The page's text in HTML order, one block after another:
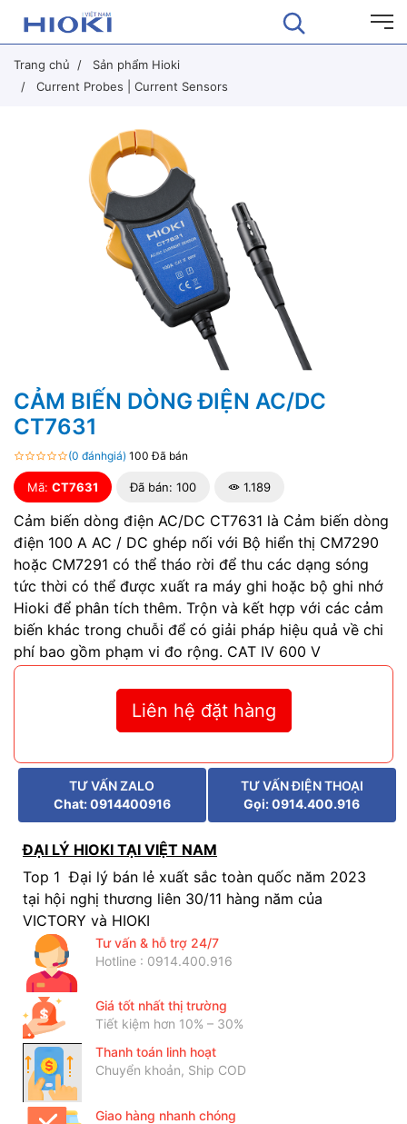
Trang chủ
Sản phẩm Hioki
Current Probes | Current Sensors
CẢM BIẾN DÒNG ĐIỆN AC/DC
CT7631
(0 đánhgiá) 100 Đã bán
Mã: CT7631 Đã bán: 100 1.189
Cảm biến dòng điện AC/DC CT7631 là Cảm biến dòng
điện 100 A AC / DC ghép nối với Bộ hiển thị CM7290
hoặc CM7291 có thể tháo rời để thu các dạng sóng
tức thời có thể được xuất ra máy ghi hoặc bộ ghi nhớ
Hioki để phân tích thêm. Trộn và kết hợp với các cảm
biến khác trong chuỗi để có giải pháp hiệu quả về chi
phí bao gồm phạm vi đo rộng. CAT IV 600 V
Liên hệ đặt hàng
TƯ VẤN ZALO
Chat: 0914400916
TƯ VẤN ĐIỆN THOẠI
Gọi: 0914.400.916
ĐẠI LÝ HIOKI TẠI VIỆT NAM
Top 1 Đại lý bán lẻ xuất sắc toàn quốc năm 2023
tại hội nghị thương liên 30/11 hàng năm của
VICTORY và HIOKI
Tư vấn & hỗ trợ 24/7
Hotline : 0914.400.916
Giá tốt nhất thị trường
Tiết kiệm hơn 10% – 30%
Thanh toán linh hoạt
Chuyển khoản, Ship COD
Giao hàng nhanh chóng